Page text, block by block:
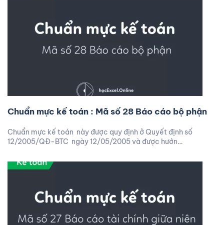
Chuẩn mực kế toán : Mã số 28 Báo cáo bộ phận
Chuẩn mực kế toán này được quy định ở Quyết định số
12/2005/QĐ-BTC ngày 12/05/2005 và được hướn…